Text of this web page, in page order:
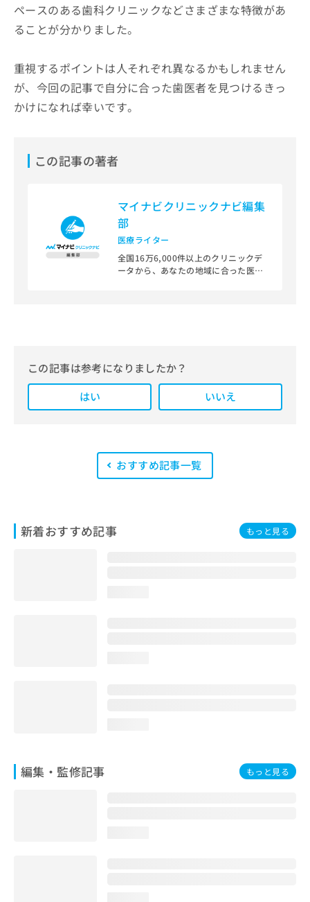
ペースのある歯科クリニックなどさまざまな特徴があ
ることが分かりました。
重視するポイントは人それぞれ異なるかもしれません
が、今回の記事で自分に合った歯医者を見つけるきっ
かけになれば幸いです。
この記事の著者
マイナビクリニックナビ編集
部
医療ライター
全国16万6,000件以上のクリニックデ
ータから、あなたの地域に合った医療
また、医療広告ガイドラインに準拠し
た編集体制を整えており、編集部内に
は、一般社団法人薬機法医療法規格協
います。
この記事は参考になりましたか？
はい
いいえ
おすすめ記事一覧
新着おすすめ記事 もっと見る
編集・監修記事 もっと見る